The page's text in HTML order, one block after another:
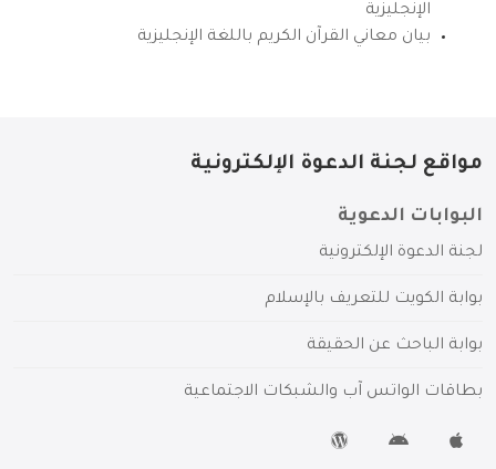
الإنجليزية
بيان معاني القرآن الكريم باللغة الإنجليزية
مواقع لجنة الدعوة الإلكترونية
البوابات الدعوية
لجنة الدعوة الإلكترونية
بوابة الكويت للتعريف بالإسلام
بوابة الباحث عن الحقيقة
بطاقات الواتس آب والشبكات الاجتماعية